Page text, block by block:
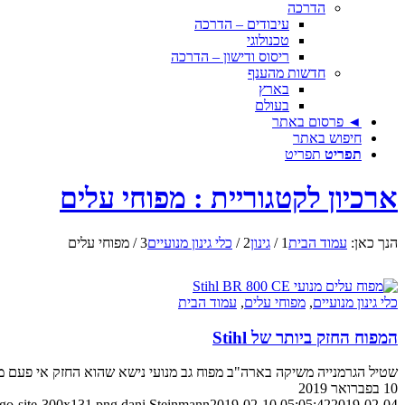
הדרכה
עיבודים – הדרכה
טכנולוגי
ריסוס ודישון – הדרכה
חדשות מהענף
בארץ
בעולם
◄ פרסום באתר
חיפוש באתר
תפריט תפריט
ארכיון לקטגוריית : מפוחי עלים
הנך כאן: עמוד הבית1
/ גינון2
/ כלי גינון מנועיים3
/ מפוחי עלים
כלי גינון מנועיים, מפוחי עלים, עמוד הבית
המפוח החזק ביותר של Stihl
שטיל הגרמנייה משיקה בארה"ב מפוח גב מנועי נישא שהוא החזק אי פעם
10 בפברואר 2019